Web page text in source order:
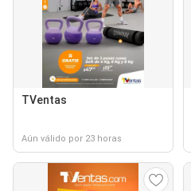
TVentas
Aún válido por 23 horas